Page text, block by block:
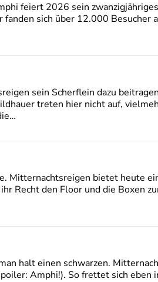
feiert 2026 sein
sich über 12.000 Besucher
sein Scherflein dazu
treten hier nicht auf,
Mitternachtsreigen bietet heute
Recht den Floor und die Boxen
halt einen schwarzen.
Amphi!). So frettet sich eben